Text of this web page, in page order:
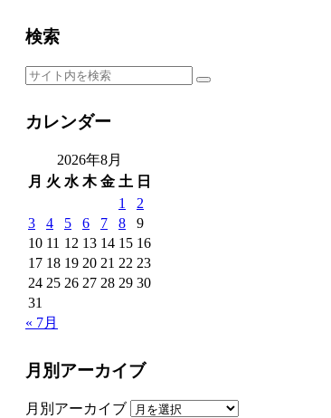
検索
カレンダー
2026年8月
月 火 水 木 金 土 日
1
2
3
4 5 6 7 8
9
10 11 12 13 14 15 16
17 18 19 20 21 22 23
24 25 26 27 28 29 30
31
« 7月
月別アーカイブ
月別アーカイブ